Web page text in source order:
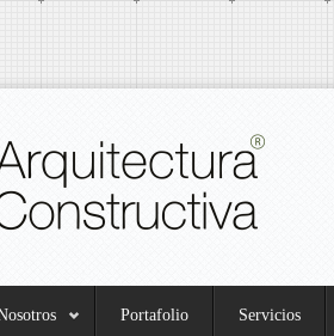
Portafolio Servicios